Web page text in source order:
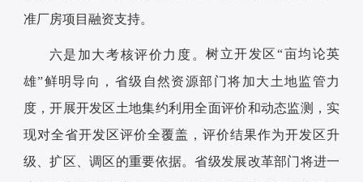
准厂房项目融资支持。
六是加大考核评价力度。树立开发区“亩均论英
雄”鲜明导向，省级自然资源部门将加大土地监管力
度，开展开发区土地集约利用全面评价和动态监测，实
现对全省开发区评价全覆盖，评价结果作为开发区升
级、扩区、调区的重要依据。省级发展改革部门将进一